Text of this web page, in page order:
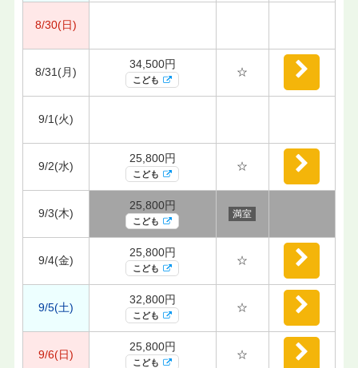
8/30(日)
8/31(月)
34,500円
こども
☆
9/1(火)
9/2(水)
25,800円
こども
☆
9/3(木)
25,800円
こども
満室
9/4(金)
25,800円
こども
☆
9/5(土)
32,800円
こども
☆
9/6(日)
25,800円
こども
☆